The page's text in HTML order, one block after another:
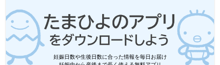
妊娠日数や生後日数に合った情報を毎日お届け